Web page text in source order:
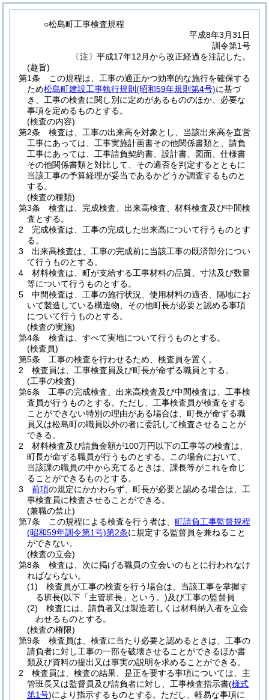
○松島町工事検査規程
平成8年3月31日
訓令第1号
〔注〕平成17年12月から改正経過を注記した。
(趣旨)
第1条
この規程は、工事の適正かつ効率的な施行を確保する
ため松島町建設工事執行規則 (昭和59年規則第4号)に基づ
き、工事の検査に関し別に定めがあるもののほか、必要な
事項を定めるものとする。
(検査の内容)
第2条
検査は、工事の出来高を対象とし、当該出来高を直営
工事にあっては、工事実施計画書その他関係書類と、請負
工事にあっては、工事請負契約書、設計書、図面、仕様書
その他関係書類と対比して、その適否を判定するとともに
当該工事の予算経理が妥当であるかどうか調査するものと
する。
(検査の種類)
第3条
検査は、完成検査、出来高検査、材料検査及び中間検
査とする。
2
完成検査は、工事の完成した出来高について行うものとす
る。
3
出来高検査は、工事の完成前に当該工事の既済部分につい
て行うものとする。
4
材料検査は、町が支給する工事材料の品質、寸法及び数量
等について行うものとする。
5
中間検査は、工事の施行状況、使用材料の適否、隔地にお
いて製造している構造物、その他町長が必要と認める事項
について行うものとする。
(検査の実施)
第4条
検査は、すべて実地について行うものとする。
(検査員)
第5条
工事の検査を行わせるため、検査員を置く。
2
検査員は、工事検査員及び町長が命ずる職員とする。
(工事の検査)
第6条
工事の完成検査、出来高検査及び中間検査は、工事検
査員が行うものとする。 ただし、工事検査員が検査をする
ことができない特別の理由がある場合は、町長が命ずる職
員又は松島町の職員以外の者に委託して検査させることが
できる。
2
材料検査及び請負金額が100万円以下の工事等の検査は、
町長が命ずる職員が行うものとする。
この場合において、
当該課の職員の中から充てるときは、課長等がこれを命じ
ることができるものとする。
3
前項の規定にかかわらず、町長が必要と認める場合は、工
事検査員に検査させることができる。
(兼職の禁止)
第7条
この規程による検査を行う者は、 町請負工事監督規程
(昭和59年訓令第1号)第2条に規定する監督員を兼ねること
ができない。
(検査の立会)
第8条
検査は、次に掲げる職員の立会いのもとに行われなけ
ればならない。
(1)
検査員が工事の検査を行う場合は、当該工事を掌握す
る班長(以下「主管班長」という。)及び工事の監督員
(2)
検査には、請負者又は製造若しくは材料納入者を立会
わせるものとする。
(検査の権限)
第9条
検査員は、検査に当たり必要と認めるときは、工事の
請負者に対し工事の一部を破壊させることができるほか書
類及び資料の提出又は事実の説明を求めることができる。
2
検査員は、検査の結果、是正を要する事項については、主
管班長又は監督員及び請負者に対し、工事検査指示書(様式
第1号)により指示するものとする。 ただし、軽易な事項に